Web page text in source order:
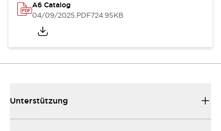
A6 Catalog
04/09/2025.PDF724.95KB
Unterstützung